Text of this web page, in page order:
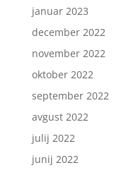
januar 2023
december 2022
november 2022
oktober 2022
september 2022
avgust 2022
julij 2022
junij 2022